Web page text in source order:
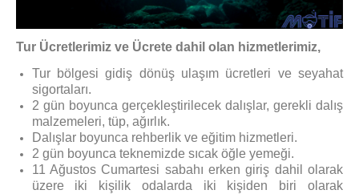
Tur Ücretlerimiz ve Ücrete dahil olan hizmetlerimiz,
Tur bölgesi gidiş dönüş ulaşım ücretleri ve seyahat
sigortaları.
2 gün boyunca gerçekleştirilecek dalışlar, gerekli dalış
malzemeleri, tüp, ağırlık.
Dalışlar boyunca rehberlik ve eğitim hizmetleri.
2 gün boyunca teknemizde sıcak öğle yemeği.
11 Ağustos Cumartesi sabahı erken giriş dahil olarak
üzere iki kişilik odalarda iki kişiden biri olarak